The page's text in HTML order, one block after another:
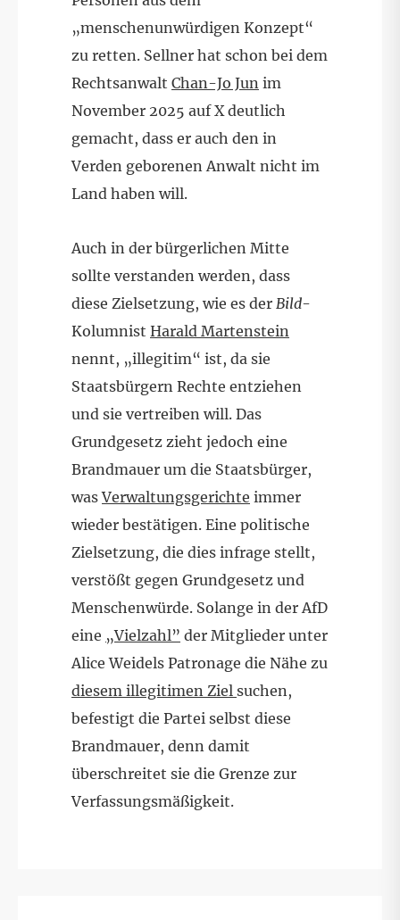
„menschenunwürdigen Konzept“
zu retten. Sellner hat schon bei dem
Rechtsanwalt Chan-Jo Jun im
November 2025 auf X deutlich
gemacht, dass er auch den in
Verden geborenen Anwalt nicht im
Land haben will.
Auch in der bürgerlichen Mitte
sollte verstanden werden, dass
diese Zielsetzung, wie es der Bild-
Kolumnist Harald Martenstein
nennt, „illegitim“ ist, da sie
Staatsbürgern Rechte entziehen
und sie vertreiben will. Das
Grundgesetz zieht jedoch eine
Brandmauer um die Staatsbürger,
wasVerwaltungsgerichte immer
wieder bestätigen. Eine politische
Zielsetzung, die dies infrage stellt,
verstößt gegen Grundgesetz und
Menschenwürde. Solange in der AfD
eine „Vielzahl” der Mitglieder unter
Alice Weidels Patronage die Nähe zu
diesem illegitimen Ziel suchen,
befestigt die Partei selbst diese
Brandmauer, denn damit
überschreitet sie die Grenze zur
Verfassungsmäßigkeit.